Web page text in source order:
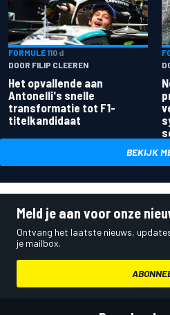
FORMULE 110 d
DOOR FILIP CLEEREN
Het opvallende aan
Antonelli's snelle
transformatie tot F1-
titelkandidaat
BEKIJK
Meld je aan voor onze
Ontvang het laatste nieuws,
je mailbox.